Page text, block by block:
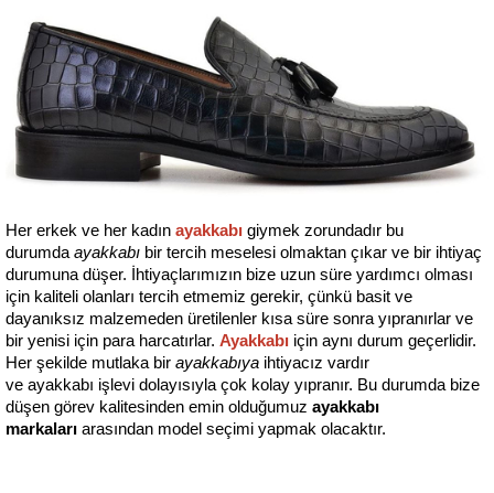
Her erkek ve her kadın ayakkabı giymek zorundadır bu
durumda ayakkabı bir tercih meselesi olmaktan çıkar ve bir ihtiyaç
durumuna düşer. İhtiyaçlarımızın bize uzun süre yardımcı olması
için kaliteli olanları tercih etmemiz gerekir, çünkü basit ve
dayanıksız malzemeden üretilenler kısa süre sonra yıpranırlar ve
bir yenisi için para harcatırlar. Ayakkabı için aynı durum geçerlidir.
Her şekilde mutlaka bir ayakkabıya ihtiyacız vardır
ve ayakkabı işlevi dolayısıyla çok kolay yıpranır. Bu durumda bize
düşen görev kalitesinden emin olduğumuz ayakkabı
markaları arasından model seçimi yapmak olacaktır.